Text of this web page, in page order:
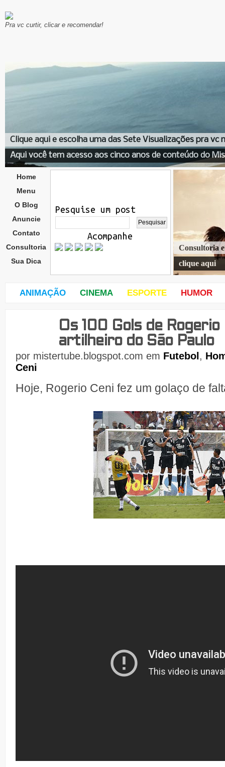
Pra vc curtir, clicar e recomendar!
Clique aqui e escolha uma das Sete Visualizações pra vc
Aqui você tem acesso aos cinco anos de conteúdo do
Home
Menu
O Blog
Anuncie
Contato
Consultoria
Sua Dica
Pesquise um post
Acompanhe
Consultoria
clique aqui
ANIMAÇÃO CINEMA ESPORTE HUMOR
de
Os 100 Gols de Rogerio
artilheiro do São Paulo
por mistertube.blogspot.com em Futebol ,
Ceni
Hoje, Rogerio Ceni fez um golaço de